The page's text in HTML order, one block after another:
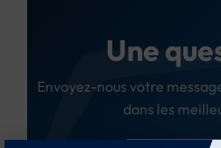
Une
Envoyez-nous votre
dans les